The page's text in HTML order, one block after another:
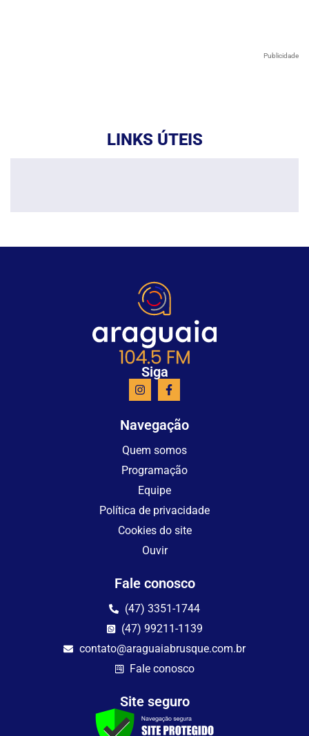
Publicidade
LINKS ÚTEIS
Siga
Navegação
Quem somos
Programação
Equipe
Política de privacidade
Cookies do site
Ouvir
Fale conosco
(47) 3351-1744
(47) 99211-1139
contato@araguaiabrusque.com.br
Fale conosco
Site seguro